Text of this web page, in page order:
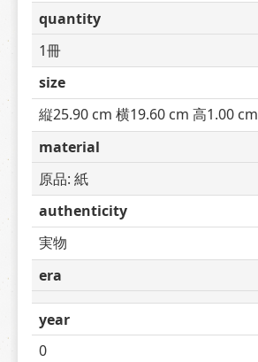
quantity
1冊
size
縦25.90 cm 横19.60 cm 高1.00 cm
material
原品: 紙
authenticity
実物
era
year
0